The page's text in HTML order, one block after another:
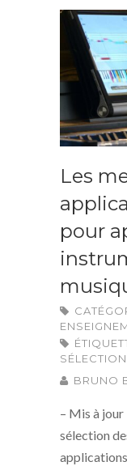
Les
pour
BRUNO
– Mis à jour
sélection
applications